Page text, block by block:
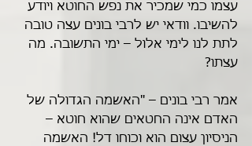
עצמו כמי שמכיר את נפש החוטא ויודע
להשיבו. וודאי יש לרבי בונים עצה טובה
לתת לנו לימי אלול – ימי התשובה. מה
עצתו?
אמר רבי בונים – "האשמה הגדולה של
האדם אינה החטאים שהוא חוטא –
הניסיון עצום הוא וכוחו דל! האשמה